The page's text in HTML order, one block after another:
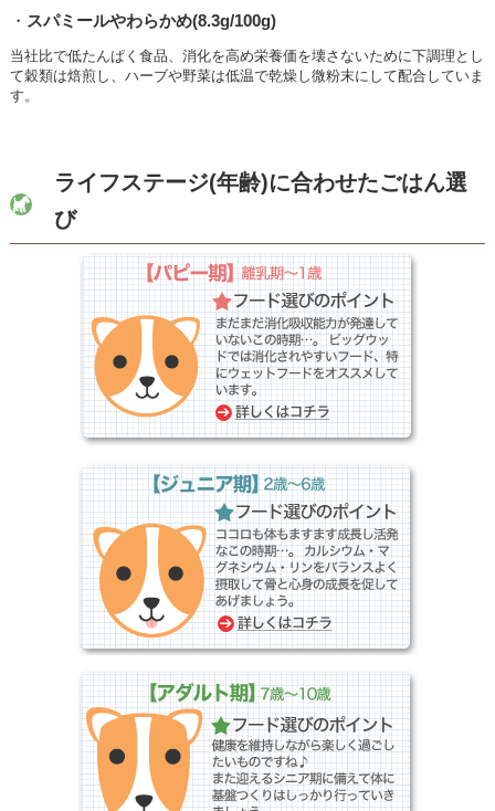
・ スパミールやわらかめ(8.3g/100g)
当社比で低たんぱく食品、消化を高め栄養価を壊さないために下調理とし
て穀類は焙煎し、ハーブや野菜は低温で乾燥し微粉末にして配合していま
す。
ライフステージ(年齢)に合わせたごはん選
び